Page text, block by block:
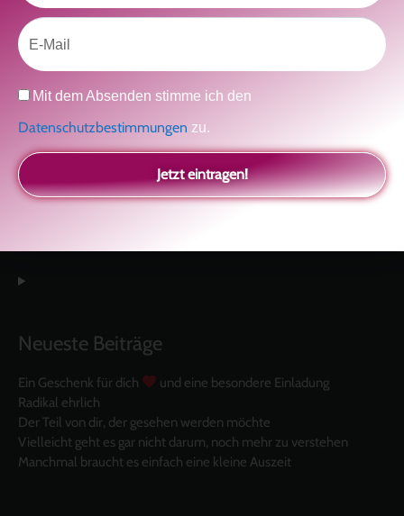
Abonniere unseren Youtube Kanal
Neueste Beiträge
Ein Geschenk für dich
und eine besondere Einladung
Radikal ehrlich
Der Teil von dir, der gesehen werden möchte
Vielleicht geht es gar nicht darum, noch mehr zu verstehen
Manchmal braucht es einfach eine kleine Auszeit
Email
Datenschutz
Mit dem Absenden stimme ich den
Datenschutzbestimmungen zu.
Jetzt eintragen!